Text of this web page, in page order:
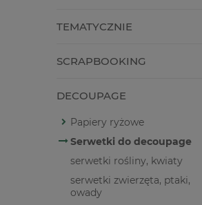
TEMATYCZNIE
SCRAPBOOKING
DECOUPAGE
Papiery ryżowe
Serwetki do decoupage
serwetki rośliny, kwiaty
serwetki zwierzęta, ptaki,
owady